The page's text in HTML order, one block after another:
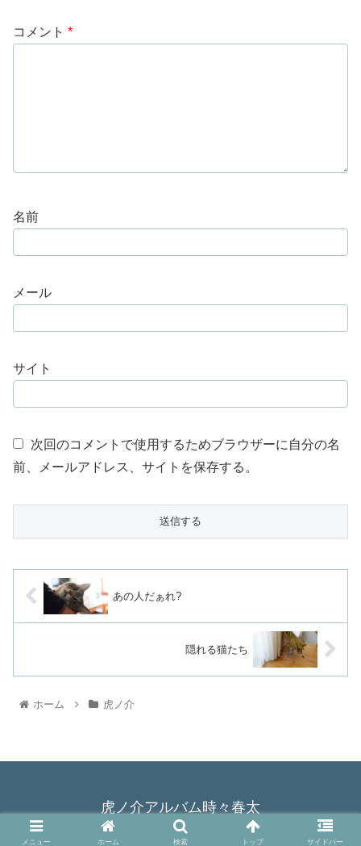
コメント *
名前
メール
サイト
次回のコメントで使用するためブラウザーに自分の名
前、メールアドレス、サイトを保存する。
あの人だぁれ?
隠れる猫たち
ホーム 虎ノ介
虎ノ介アルバム時々春太
© 2015 虎ノ介アルバム時々春太.
メニュー ホーム 検索 トップ サイドバー